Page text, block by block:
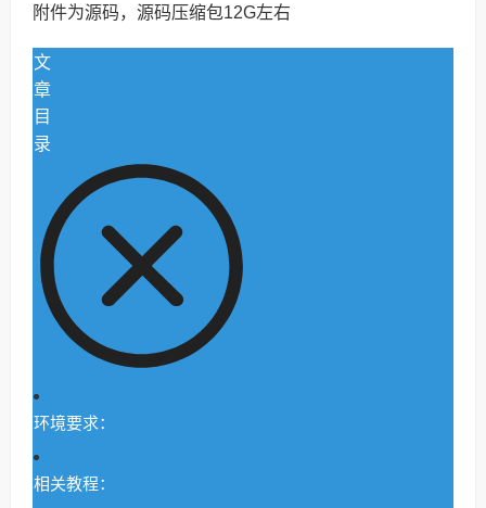
附件为源码，源码压缩包12G左右
文
章
目
录
环境要求：
相关教程：